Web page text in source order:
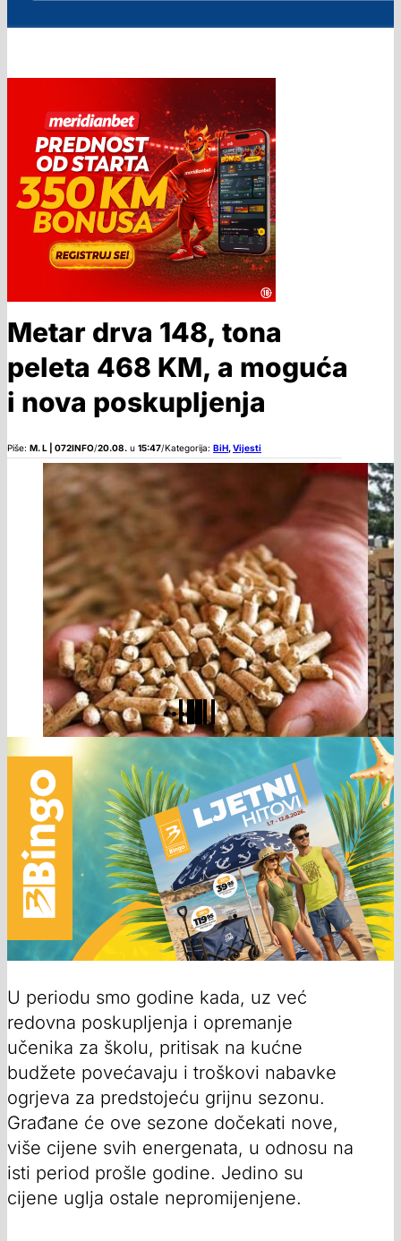
Metar drva 148, tona
peleta 468 KM, a moguća
i nova poskupljenja
Piše: M. L | 072INFO/20.08. u 15:47/Kategorija: BiH,Vijesti
U periodu smo godine kada, uz već
redovna poskupljenja i opremanje
učenika za školu, pritisak na kućne
budžete povećavaju i troškovi nabavke
ogrjeva za predstojeću grijnu sezonu.
Građane će ove sezone dočekati nove,
više cijene svih energenata, u odnosu na
isti period prošle godine. Jedino su
cijene uglja ostale nepromijenjene.